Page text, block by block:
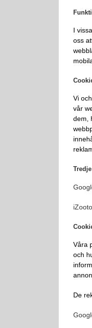
I
oss
Vi
vår
dem,
iZooto
Våra
och
De